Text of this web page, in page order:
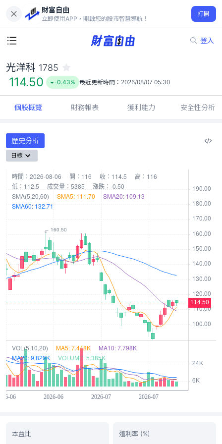
財富自由
立即使用APP，開啟您的股市智慧導航！
打開
登入
114.50
-0.43%
光洋科 1785
114.50 -0.43% 最近更新時間： 2026/08/07 05:30
個股概覽 財務報表 獲利能力 安全性分析
歷史分析
日線
本益比 殖利率 (%)